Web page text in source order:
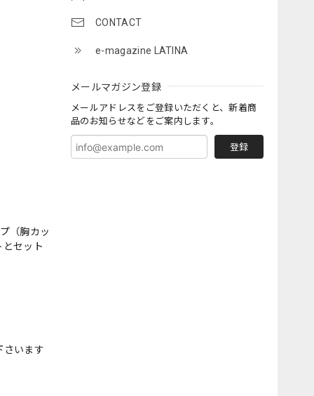
CONTACT
e-magazine LATINA
メールマガジン登録
メールアドレスをご登録いただくと、新着商
品のお知らせなどをご案内します。
登録
（胸カッ
セット
さいます